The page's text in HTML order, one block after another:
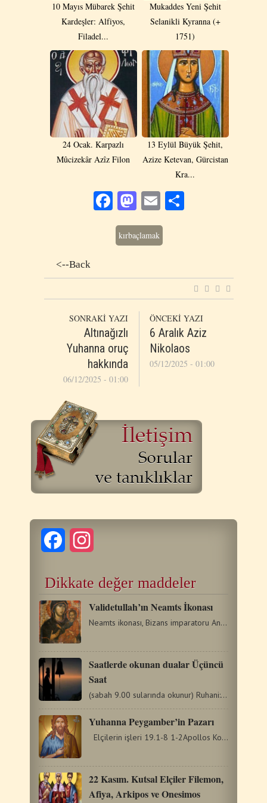
10 Mayıs Mübarek Şehit
Kardeşler: Alfiyos,
Filadel...
Mukaddes Yeni Şehit
Selanikli Kyranna (+
1751)
24 Ocak. Karpazlı
Mûcizekâr Azîz Filon
13 Eylül Büyük Şehit,
Azize Ketevan, Gürcistan
Kra...
Facebook
Mastodon
Email
kırbaçlamak
<--Back
SONRAKİ YAZI
Altınağızlı
Yuhanna oruç
hakkında
06/12/2025 - 01:00
ÖNCEKİ YAZI
6 Aralık Aziz
Nikolaos
05/12/2025 - 01:00
Facebook
Dikkate değer maddeler
Validetullah’ın Neamts İkonası
Neamts ikonası, Bizans imparatoru Andronikus Paleologos tarafından…
Saatlerde okunan dualar Üçüncü
Saat
(sabah 9.00 sularında okunur) Ruhani: Kutludur Tanrımız,…
Yuhanna Peygamber’in Pazarı
Elçilerin işleri 19.1-8 1-2Apollos Korint'teyken Pavlus,…
22 Kasım. Kutsal Elçiler Filemon,
Afiya, Arkipos ve Onesimos